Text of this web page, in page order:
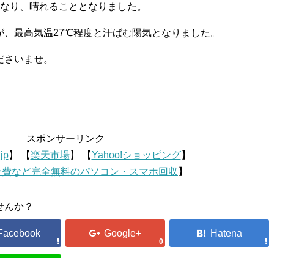
り、晴れることとなりました。
最高気温27℃程度と汗ばむ陽気となりました。
いませ。
スポンサーリンク
】 【楽天市場】 【Yahoo!ショッピング】
など完全無料のパソコン・スマホ回収 】
んか？
0